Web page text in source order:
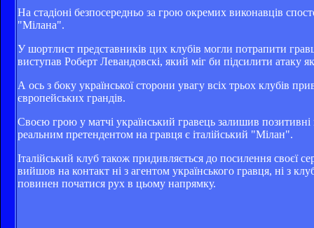
На стадіоні безпосередньо за грою окремих виконавців
"Мілана".
У шортлист представників цих клубів могли потрапити
виступав Роберт Левандовскі, який міг би підсилити
А ось з боку української сторони увагу всіх трьох клубів
європейських грандів.
Своєю грою у матчі український гравець залишив
реальним претендентом на гравця є італійський "Мілан".
Італійський клуб також придивляється до посилення своєї
вийшов на контакт ні з агентом українського гравця, ні з
повинен початися рух в цьому напрямку.